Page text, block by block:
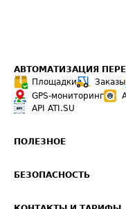
АВТОМАТИЗАЦИЯ
Площадки
Заказы
GPS-мониторинг
API ATI.SU
ПОЛЕЗНОЕ
Звезды ATI.SU на вашем
БЕЗОПАСНОСТЬ